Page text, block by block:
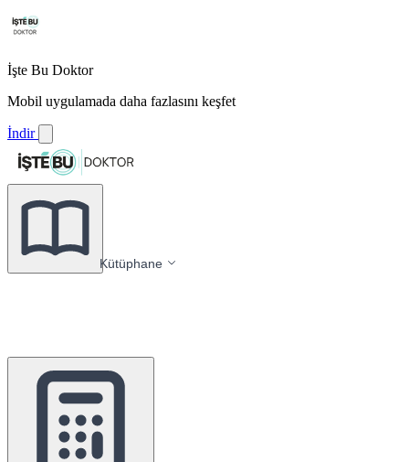
İşte Bu Doktor
Mobil uygulamada daha fazlasını keşfet
İndir
Kütüphane